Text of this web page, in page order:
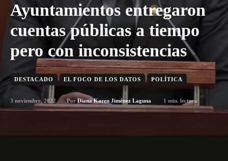
Ayuntamientos entregaron
cuentas públicas a tiempo
pero con inconsistencias
DESTACADO EL FOCO DE LOS DATOS POLÍTICA
3 noviembre, 2022 Por Diana Karen Jiménez Laguna 1 min. lectura